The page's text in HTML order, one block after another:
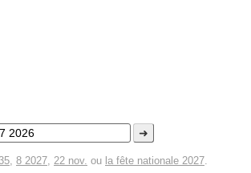
➜
35, 8 2027, 22 nov. ou la fête nationale 2027.